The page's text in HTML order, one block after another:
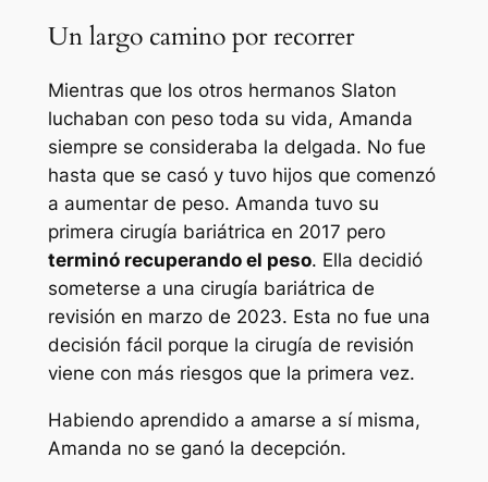
Un largo camino por recorrer
Mientras que los otros hermanos Slaton
luchaban con peso toda su vida, Amanda
siempre se consideraba la delgada. No fue
hasta que se casó y tuvo hijos que comenzó
a aumentar de peso. Amanda tuvo su
primera cirugía bariátrica en 2017 pero
terminó recuperando el peso. Ella decidió
someterse a una cirugía bariátrica de
revisión en marzo de 2023. Esta no fue una
decisión fácil porque la cirugía de revisión
viene con más riesgos que la primera vez.
Habiendo aprendido a amarse a sí misma,
Amanda no se ganó la decepción.